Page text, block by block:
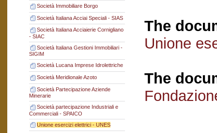
Società Immobiliare Borgo
Società Italiana Acciai Speciali - SIAS
Società Italiana Acciaierie Cornigliano
- SIAC
Società Italiana Gestioni Immobiliari -
SIGIM
Società Lucana Imprese Idrolettriche
Società Meridionale Azoto
Società Partecipazione Aziende
Minerarie
Società partecipazione Industriali e
Commerciali - SPAICO
Unione esercizi elettrici - UNES
The
Unione
The